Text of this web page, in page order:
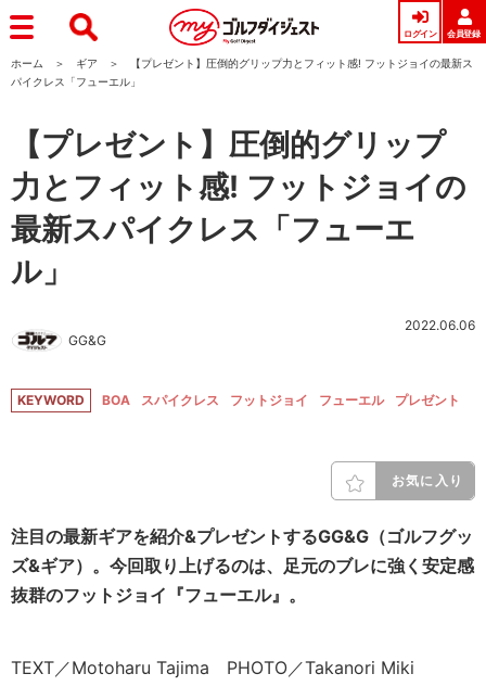
ログイン 会員登録
ホーム ギア
【プレゼント】圧倒的グリップ力とフィット感! フットジョイの最新ス
パイクレス「フューエル」
【プレゼント】圧倒的グリップ
力とフィット感! フットジョイの
最新スパイクレス「フューエ
ル」
GG&G
2022.06.06
KEYWORD BOA スパイクレス フットジョイ フューエル プレゼント
お気に入り
注目の最新ギアを紹介&プレゼントするGG&G（ゴルフグッ
ズ&ギア）。今回取り上げるのは、足元のブレに強く安定感
抜群のフットジョイ『フューエル』。
TEXT／Motoharu Tajima PHOTO／Takanori Miki